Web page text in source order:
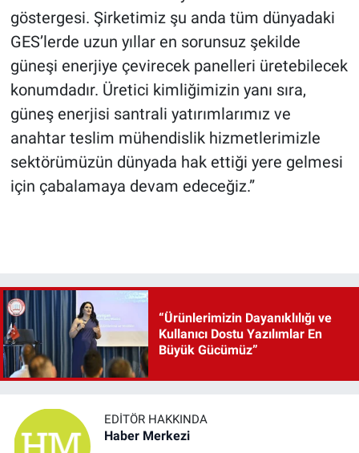
göstergesi. Şirketimiz şu anda tüm dünyadaki
GES’lerde uzun yıllar en sorunsuz şekilde
güneşi enerjiye çevirecek panelleri üretebilecek
konumdadır. Üretici kimliğimizin yanı sıra,
güneş enerjisi santrali yatırımlarımız ve
anahtar teslim mühendislik hizmetlerimizle
sektörümüzün dünyada hak ettiği yere gelmesi
için çabalamaya devam edeceğiz.”
“Ürünlerimizin Dayanıklılığı ve
Kullanıcı Dostu Yazılımlar En
Büyük Gücümüz”
EDITÖR HAKKINDA
Haber Merkezi